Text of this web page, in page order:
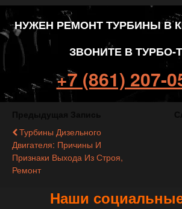
НУЖЕН РЕМОНТ ТУРБИНЫ В
ЗВОНИТЕ В ТУРБО-
+7 (861) 207-
Турбины Дизельного
Двигателя: Причины И
Признаки Выхода Из Строя,
Ремонт
Наши